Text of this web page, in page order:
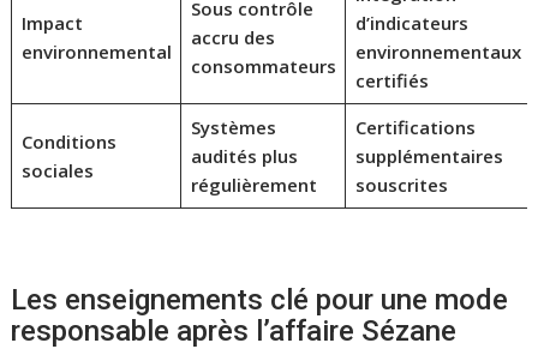
Impact
environnemental
Sous contrôle
accru des
consommateurs
d’indicateurs
environnementaux
certifiés
Conditions
sociales
Systèmes
audités plus
régulièrement
Certifications
supplémentaires
souscrites
Les enseignements clé pour une mode
responsable après l’affaire Sézane